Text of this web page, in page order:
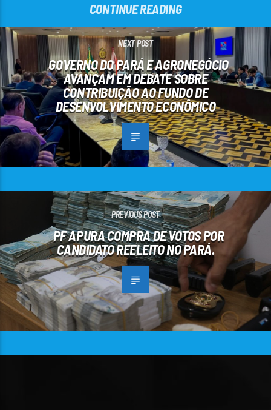
CONTINUE READING
NEXT POST
GOVERNO DO PARÁ E AGRONEGÓCIO
AVANÇAM EM DEBATE SOBRE
CONTRIBUIÇÃO AO FUNDO DE
DESENVOLVIMENTO ECONÔMICO
PREVIOUS POST
PF APURA COMPRA DE VOTOS POR
CANDIDATO REELEITO NO PARÁ.